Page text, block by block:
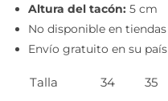
Altura del tacón: 5 cm
No disponible en tiendas
Envío gratuito en su país
Talla 34 35